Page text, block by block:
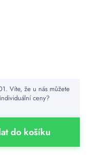
Víte, že u nás můžete
ceny?
do košíku